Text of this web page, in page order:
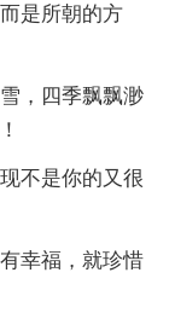
是所朝的方
，四季飘飘渺
不是你的又很
幸福，就珍惜